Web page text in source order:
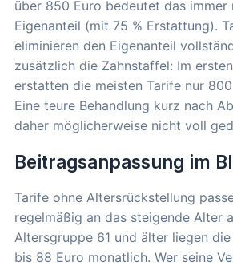
über 850 Euro bedeutet das immer
Eigenanteil (mit 75 % Erstattung).
eliminieren den Eigenanteil
zusätzlich die Zahnstaffel: Im
erstatten die meisten Tarife nur
Eine teure Behandlung kurz nach
daher möglicherweise nicht voll
Beitragsanpassung im
Tarife ohne Altersrückstellung
regelmäßig an das steigende Alter
Altersgruppe 61 und älter liegen
bis 88 Euro monatlich. Wer seine